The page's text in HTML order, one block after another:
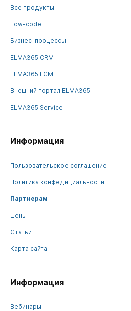
Все продукты
Low-code
Бизнес-процессы
ELMA365 CRM
ELMA365 ECM
Внешний портал ELMA365
ELMA365 Service
Информация
Пользовательское соглашение
Политика конфедициальности
Партнерам
Цены
Статьи
Карта сайта
Информация
Вебинары